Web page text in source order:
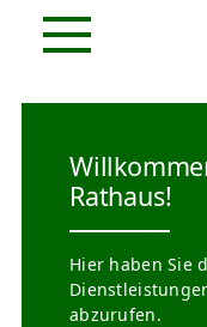
Rathaus!
Hier haben Sie
abzurufen.